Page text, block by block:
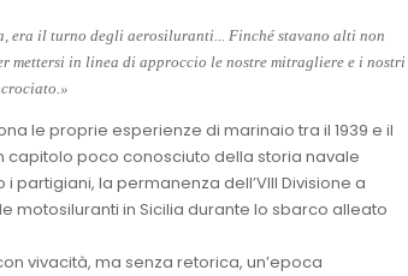
era il turno degli aerosiluranti... Finché stavano alti non
mettersi in linea di approccio le nostre mitragliere e i nostri
le proprie esperienze di marinaio tra il 1939 e il
capitolo poco conosciuto della storia navale
partigiani, la permanenza dell’VIII Divisione a
motosiluranti in Sicilia durante lo sbarco alleato
vivacità, ma senza retorica, un’epoca